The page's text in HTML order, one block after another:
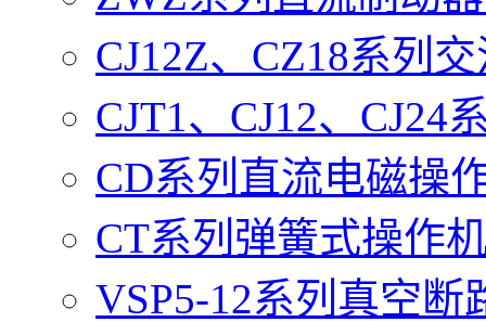
CJ12Z、CZ18系列
CJT1、CJ12、CJ24
CD系列直流电磁操
CT系列弹簧式操作
VSP5-12系列真空断